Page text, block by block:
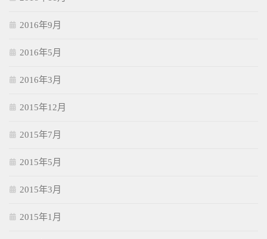
2016年9月
2016年5月
2016年3月
2015年12月
2015年7月
2015年5月
2015年3月
2015年1月